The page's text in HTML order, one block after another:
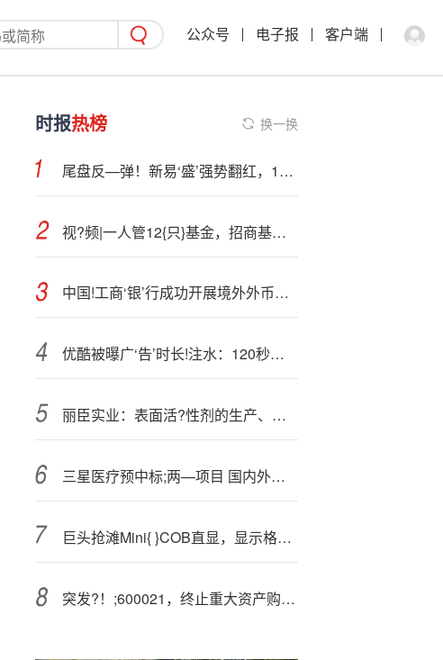
公众号 电子报 客户端
时报热榜 换一换
尾盘反—弹！新易‘盛’强势翻红，159363成功收涨！海外AI算力基建迈向“收获期”，光模块有望深度受益
视?频|一人管12{只}基金，招商基金蔡振发朋友圈求“减负”，称不看重公司收入高低 知情人士：是其个人行为
中国!工商‘银’行成功开展境外外币三方回购交易
优酷被曝广‘告’时长!注水：120秒广告实际播123秒，官方暂无回应
丽臣实业：表面活?性剂的生产、销售为公司核心业务
三星医疗预中标;两—项目 国内外市场双线突破
巨头抢滩Mini{ }COB直显，显示格局或将重塑？
突发?！;600021，终止重大资产购买！